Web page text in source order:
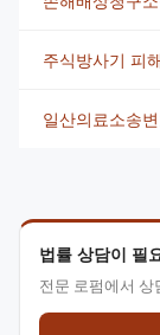
법률 상담이 필
전문 로펌에서